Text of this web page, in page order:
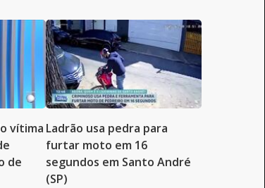
vítima
de
Ladrão usa pedra para
furtar moto em 16
segundos em Santo André
(SP)